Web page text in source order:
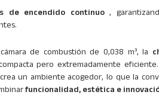
de encendido continuo,
de combustión de 0,038 m³, la
pero extremadamente
un ambiente acogedor, lo que la
funcionalidad, estética e